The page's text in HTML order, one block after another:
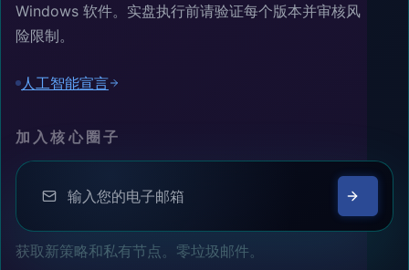
Windows 软件。实盘执行前请验证每个版本并审核风
险限制。
人工智能宣言
加入核心圈子
获取新策略和私有节点。零垃圾邮件。